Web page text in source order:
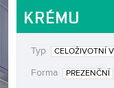
KRÉMU
Typ CELOŽIVOTNÍ
Forma PREZENČNÍ